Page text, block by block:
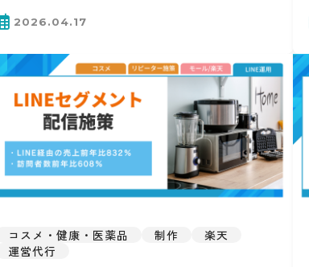
2026.04.17
コスメ・健康・医薬品 制作
楽天
運営代行